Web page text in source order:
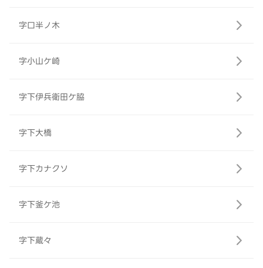
字口半ノ木
字小山ケ崎
字下伊兵衛田ケ脇
字下大橋
字下カナクソ
字下釜ケ池
字下蔵々